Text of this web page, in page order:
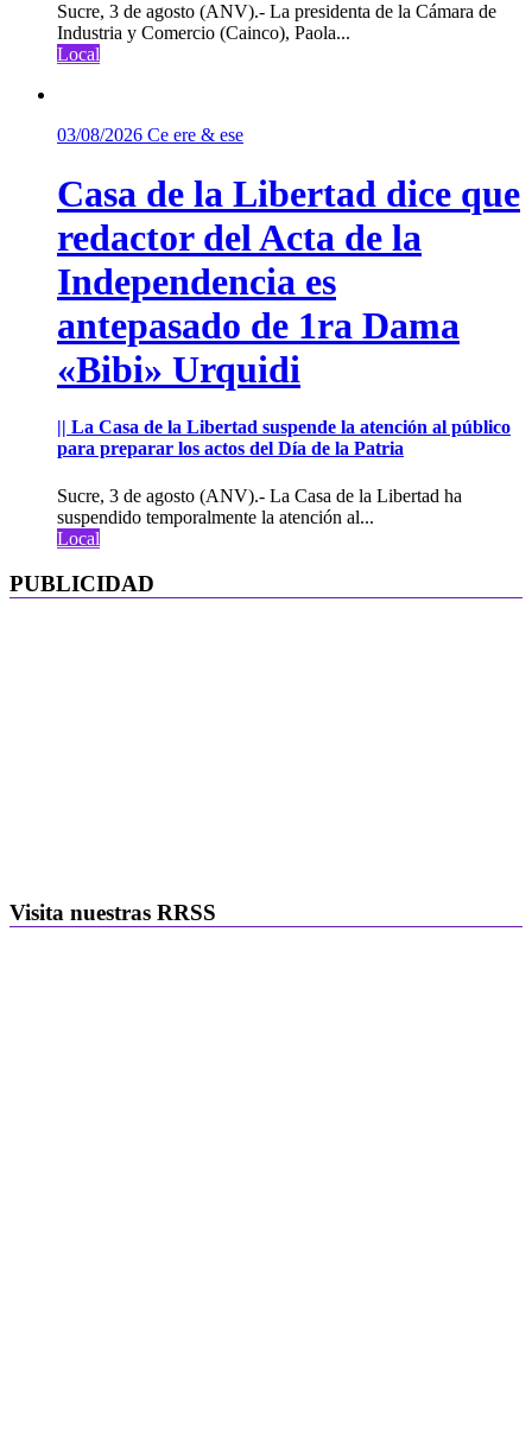
Sucre, 3 de agosto (ANV).- La presidenta de la Cámara de
Industria y Comercio (Cainco), Paola...
Local
03/08/2026 Ce ere & ese
Casa de la Libertad dice que
redactor del Acta de la
Independencia es
antepasado de 1ra Dama
«Bibi» Urquidi
|| La Casa de la Libertad suspende la atención al público
para preparar los actos del Día de la Patria
Sucre, 3 de agosto (ANV).- La Casa de la Libertad ha
suspendido temporalmente la atención al...
Local
PUBLICIDAD
Visita nuestras RRSS